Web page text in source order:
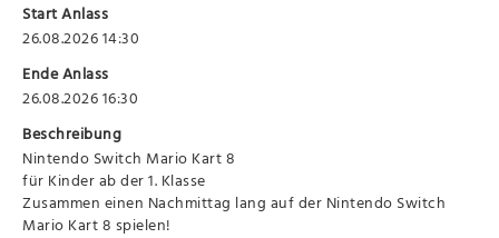
Start Anlass
26.08.2026 14:30
Ende Anlass
26.08.2026 16:30
Beschreibung
Nintendo Switch Mario Kart 8
für Kinder ab der 1. Klasse
Zusammen einen Nachmittag lang auf der Nintendo Switch
Mario Kart 8 spielen!